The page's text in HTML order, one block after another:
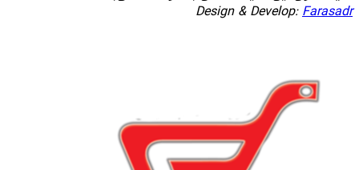
Design & Develop:Farasadr